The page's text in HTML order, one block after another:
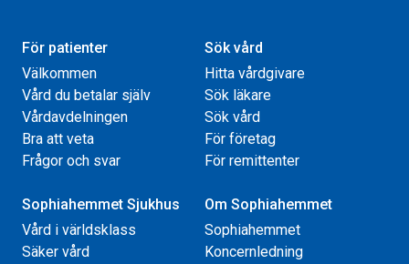
För patienter
Välkommen
Vård du betalar själv
Vårdavdelningen
Bra att veta
Frågor och svar
Sök vård
Hitta vårdgivare
Sök läkare
Sök vård
För företag
För remittenter
Sophiahemmet Sjukhus
Vård i världsklass
Säker vård
Om Sophiahemmet
Sophiahemmet
Koncernledning